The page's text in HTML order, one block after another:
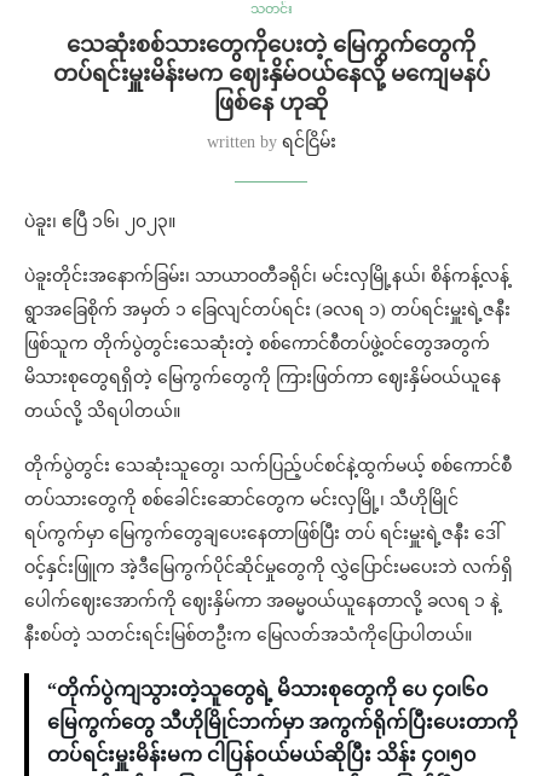
သတင်း
သေဆုံးစစ်သားတွေကိုပေးတဲ့ မြေကွက်တွေကို
တပ်ရင်းမှူးမိန်းမက ဈေးနှိမ်ဝယ်နေလို့ မကျေမနပ်
ဖြစ်နေ ဟုဆို
written by ရင်ငြိမ်း
ပဲခူး၊ ဧပြီ ၁၆၊ ၂၀၂၃။
ပဲခူးတိုင်းအနောက်ခြမ်း၊ သာယာဝတီခရိုင်၊ မင်းလှမြို့နယ်၊ စိန်ကန့်လန့်
ရွာအခြေစိုက် အမှတ် ၁ ခြေလျင်တပ်ရင်း (ခလရ ၁) တပ်ရင်းမှူးရဲ့ဇနီး
ဖြစ်သူက တိုက်ပွဲတွင်းသေဆုံးတဲ့ စစ်ကောင်စီတပ်ဖွဲ့ဝင်တွေအတွက်
မိသားစုတွေရရှိတဲ့ မြေကွက်တွေကို ကြားဖြတ်ကာ ဈေးနှိမ်ဝယ်ယူနေ
တယ်လို့ သိရပါတယ်။
တိုက်ပွဲတွင်း သေဆုံးသူတွေ၊ သက်ပြည့်ပင်စင်နဲ့ထွက်မယ့် စစ်ကောင်စီ
တပ်သားတွေကို စစ်ခေါင်းဆောင်တွေက မင်းလှမြို့၊ သီဟိုမြိုင်
ရပ်ကွက်မှာ မြေကွက်တွေချပေးနေတာဖြစ်ပြီး တပ် ရင်းမှူးရဲ့ဇနီး ဒေါ်
ဝင့်နှင်းဖြူက အဲ့ဒီမြေကွက်ပိုင်ဆိုင်မှုတွေကို လွှဲပြောင်းမပေးဘဲ လက်ရှိ
ပေါက်ဈေးအောက်ကို ဈေးနှိမ်ကာ အဓမ္မဝယ်ယူနေတာလို့ ခလရ ၁ နဲ့
နီးစပ်တဲ့ သတင်းရင်းမြစ်တဦးက မြေလတ်အသံကိုပြောပါတယ်။
“တိုက်ပွဲကျသွားတဲ့သူတွေရဲ့ မိသားစုတွေကို ပေ ၄၀၊၆၀
မြေကွက်တွေ သီဟိုမြိုင်ဘက်မှာ အကွက်ရိုက်ပြီးပေးတာကို
တပ်ရင်းမှူးမိန်းမက ငါပြန်ဝယ်မယ်ဆိုပြီး သိန်း ၄၀၊၅၀